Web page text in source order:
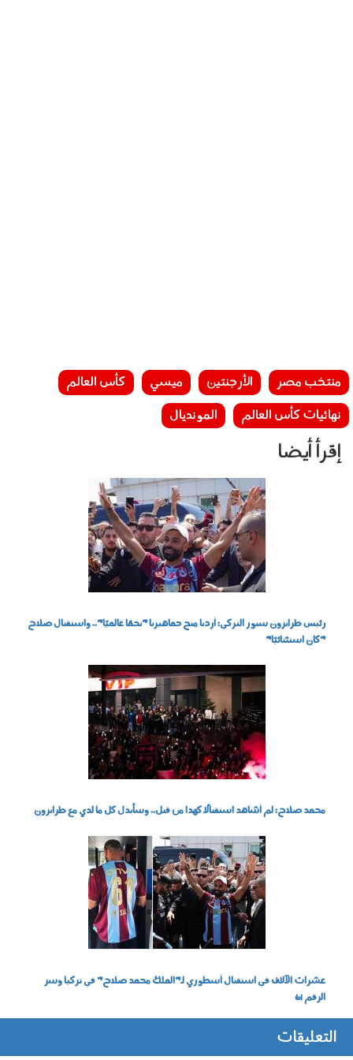
منتخب مصر الأرجنتين ميسي
كأس العالم
نهائيات كأس العالم
المونديال
إقرأ أيضا
رئيس طرابزون سبور التركي: أردنا منح جماهيرنا "نجمًا عالميًا".. واستقبال صلاح
"كان استثنائيًا"
محمد صلاح: لم أشاهد استقبالًا كهذا من قبل.. وسأبذل كل ما لدي مع طرابزون
عشرات الآلاف في استقبال أسطوري لـ"الملك محمد صلاح" في تركيا وسر
الرقم 61
التعليقات